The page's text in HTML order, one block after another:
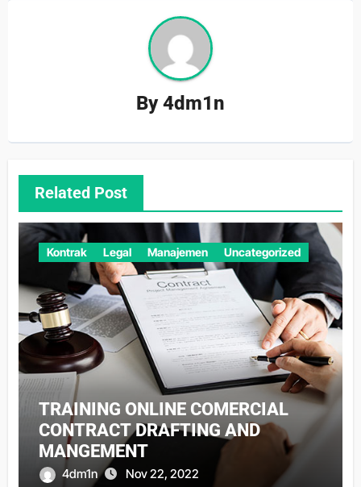
By4dm1n
Related Post
Kontrak Legal Manajemen Uncategorized
TRAINING ONLINE COMERCIAL
CONTRACT DRAFTING AND
MANGEMENT
4dm1n Nov 22, 2022